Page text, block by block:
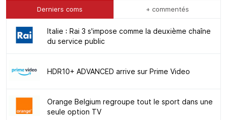
Derniers coms + commentés
Italie : Rai 3 s'impose comme la deuxième chaîne
du service public
HDR10+ ADVANCED arrive sur Prime Video
Orange Belgium regroupe tout le sport dans une
seule option TV